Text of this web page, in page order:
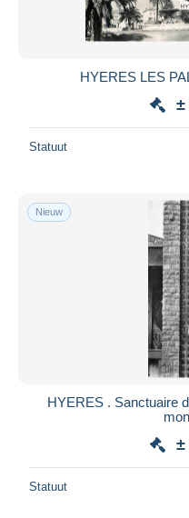
HYERES LES
±
Statuut
Nieuw
HYERES . Sanctuaire
±
Statuut